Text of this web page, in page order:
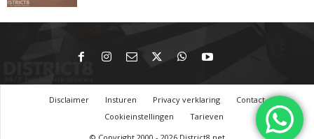
Disclaimer Insturen Privacy verklaring
Contact
Cookieinstellingen
Tarieven